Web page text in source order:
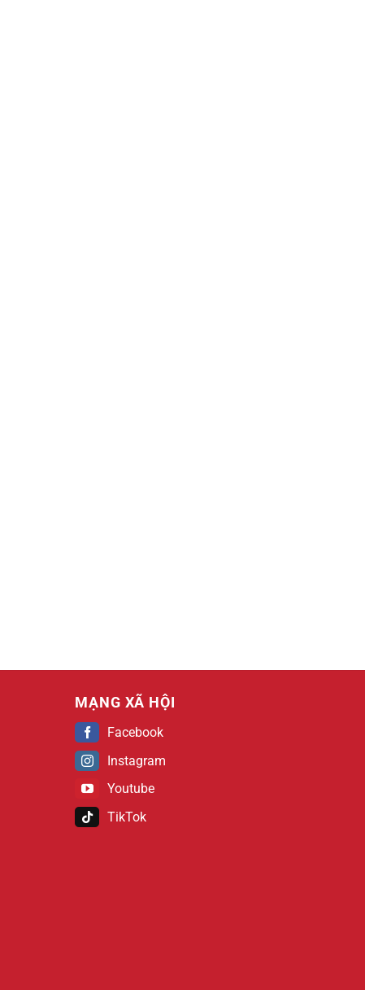
MẠNG XÃ HỘI
Facebook
Instagram
Youtube
TikTok